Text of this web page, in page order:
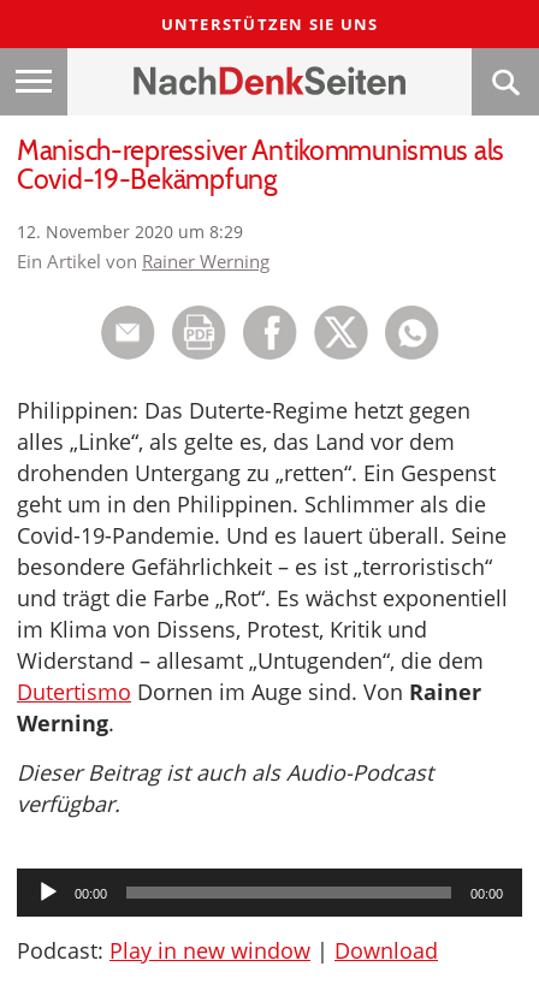
UNTERSTÜTZEN SIE UNS
Manisch-repressiver Antikommunismus als
Covid-19-Bekämpfung
12. November 2020 um 8:29
Ein Artikel von Rainer Werning
Philippinen: Das Duterte-Regime hetzt gegen
alles „Linke“, als gelte es, das Land vor dem
drohenden Untergang zu „retten“. Ein Gespenst
geht um in den Philippinen. Schlimmer als die
Covid-19-Pandemie. Und es lauert überall. Seine
besondere Gefährlichkeit – es ist „terroristisch“
und trägt die Farbe „Rot“. Es wächst exponentiell
im Klima von Dissens, Protest, Kritik und
Widerstand – allesamt „Untugenden“, die dem
Dutertismo Dornen im Auge sind. Von Rainer
Werning.
Dieser Beitrag ist auch als Audio-Podcast
verfügbar.
Audio-
Player
00:00 00:00
Podcast: Play in new window | Download